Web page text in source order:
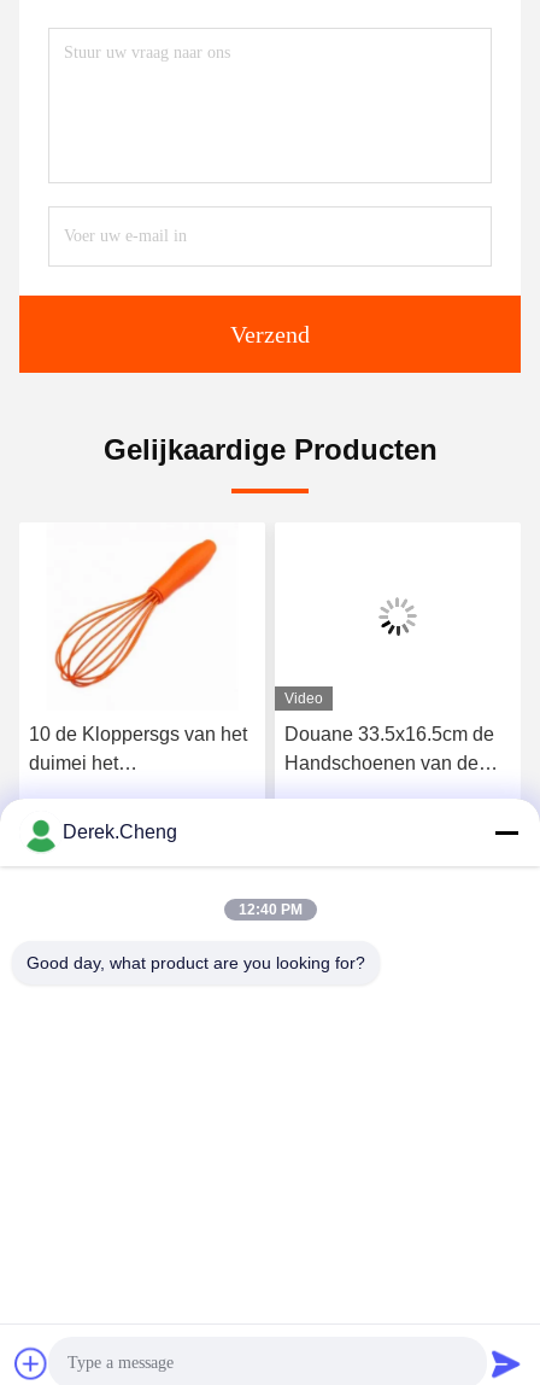
Verzend
Gelijkaardige Producten
10 de Kloppersgs van het
duimei het
het Douanesilicone
Krijg Beste Prijs
Video
Douane 33.5x16.5cm de
Handschoenen van de
Rubbertoetsenborden Leverancier. Copyright © 2021-2026
siliconerubber-keypads.com . Alle rechten voorbehoudena.
Derek.Cheng
12:40 PM
Good day, what product are you looking for?